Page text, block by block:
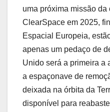
uma próxima missão da
ClearSpace em 2025,
Espacial Europeia,
apenas um pedaço de
Unido será a primeira a
a espaçonave de
deixada na órbita da
disponível para